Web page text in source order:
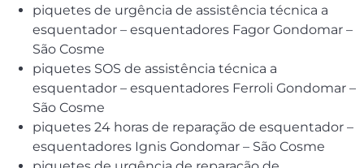
piquetes de urgência de assistência técnica a
esquentador – esquentadores Fagor Gondomar –
São Cosme
piquetes SOS de assistência técnica a
esquentador – esquentadores Ferroli Gondomar –
São Cosme
piquetes 24 horas de reparação de esquentador –
esquentadores Ignis Gondomar – São Cosme